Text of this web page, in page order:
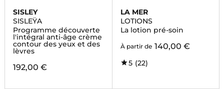
SISLEY
SISLEŸA
Programme découverte
l'intégral anti-âge crème
contour des yeux et des
lèvres
192,00 €
LA MER
LOTIONS
La lotion pré-soin
À partir de 140,00 €
5 (22)